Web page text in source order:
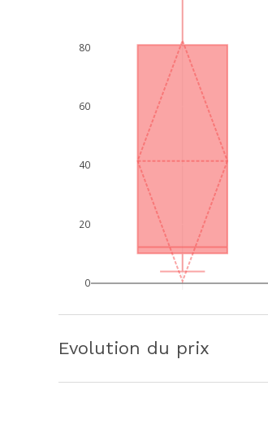
0
20
40
60
80
Evolution du prix